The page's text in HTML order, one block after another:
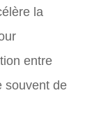
la
entre
souvent de